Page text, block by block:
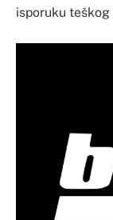
isporuku teškog